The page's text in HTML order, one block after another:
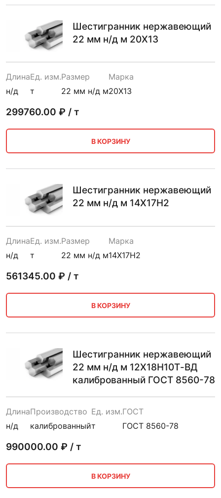
Шестигранник нержавеющий
22 мм н/д м 20Х13
Длина
н/д
Ед. изм.
т
Размер
22 мм н/д м
Марка
20Х13
299760.00 ₽ / т
В КОРЗИНУ
Шестигранник нержавеющий
22 мм н/д м 14Х17Н2
Длина
н/д
Ед. изм.
т
Размер
22 мм н/д м
Марка
14Х17Н2
561345.00 ₽ / т
В КОРЗИНУ
Шестигранник нержавеющий
22 мм н/д м 12Х18Н10Т-ВД
калиброванный ГОСТ 8560-78
Длина
н/д
Производство
калиброванный
Ед. изм.
т
ГОСТ
ГОСТ 8560-78
990000.00 ₽ / т
В КОРЗИНУ